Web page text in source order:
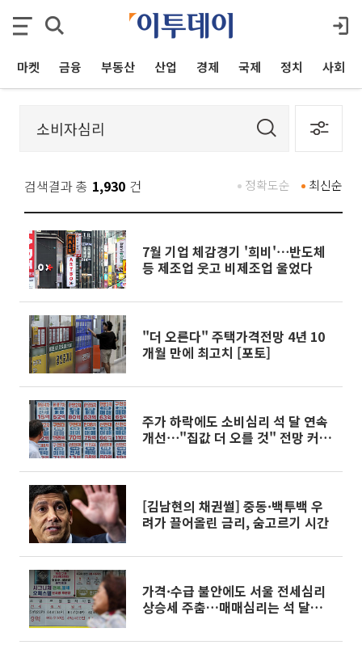
마켓 금융 부동산 산업 경제 국제 정치 사회
검색결과 총 1,930 건 최신순
정확도순
7월 기업 체감경기 '희비'⋯반도체
등 제조업 웃고 비제조업 울었다
"더 오른다" 주택가격전망 4년 10
개월 만에 최고치 [포토]
주가 하락에도 소비심리 석 달 연속
개선⋯"집값 더 오를 것" 전망 커졌
[김남현의 채권썰] 중동·백투백 우
려가 끌어올린 금리, 숨고르기 시간
가격·수급 불안에도 서울 전세심리
상승세 주춤…매매심리는 석 달째